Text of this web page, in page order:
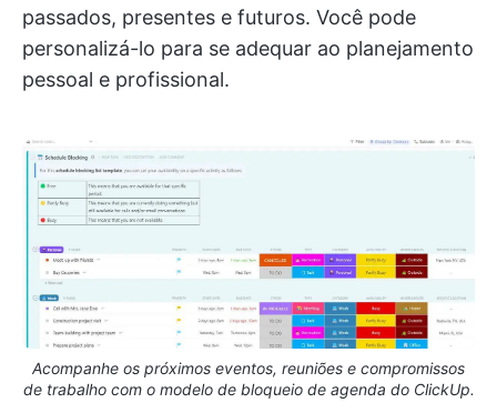
passados, presentes e futuros. Você pode
personalizá-lo para se adequar ao planejamento
pessoal e profissional.
Acompanhe os próximos eventos, reuniões e compromissos
de trabalho com o modelo de bloqueio de agenda do ClickUp.